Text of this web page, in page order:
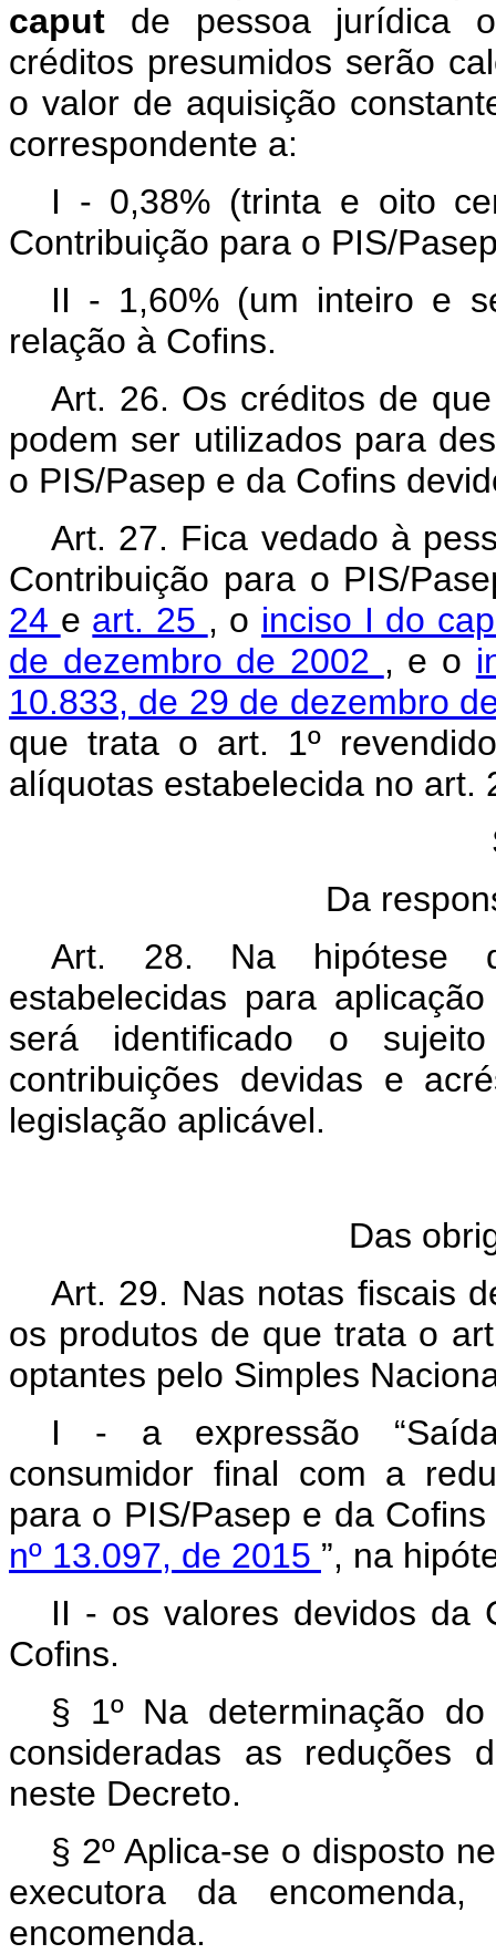
caput de pessoa jurídica
créditos presumidos serão
o valor de aquisição
correspondente a:
I - 0,38% (trinta e oito
Contribuição para o PIS/
II - 1,60% (um inteiro e
relação à Cofins.
Art. 26. Os créditos de
podem ser utilizados para
o PIS/Pasep e da Cofins
Art. 27. Fica vedado à
Contribuição para o PIS/
24 e art. 25 , o inciso I do
de dezembro de 2002 , e o
10.833, de 29 de dezembro
que trata o art. 1º
alíquotas estabelecida no art.
Da
Art. 28. Na hipótese
estabelecidas para
será identificado o
contribuições devidas e
legislação aplicável.
Das
Art. 29. Nas notas fiscais
os produtos de que trata o
optantes pelo Simples
I - a expressão
consumidor final com a
para o PIS/Pasep e da
nº 13.097, de 2015 ”, na
II - os valores devidos da
Cofins.
§ 1º Na determinação
consideradas as reduções
neste Decreto.
§ 2º Aplica-se o disposto
executora da
encomenda.